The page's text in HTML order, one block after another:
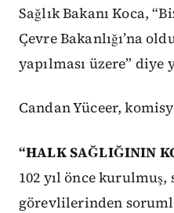
Sağlık Bakanı Koca,
Çevre Bakanlığı’na
yapılması üzere” diye
Candan Yüceer,
“HALK SAĞLIĞININ
102 yıl önce
görevlilerinden